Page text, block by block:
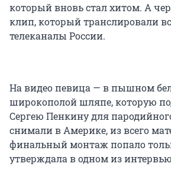
который вновь стал хитом. А
клип, который транслировали
телеканалы России.
На видео певица — в пышном
широкополой шляпе, которую
Сергею Пенкину для
снимали в Америке, из всего
финальный монтаж попало
утверждала в одном из